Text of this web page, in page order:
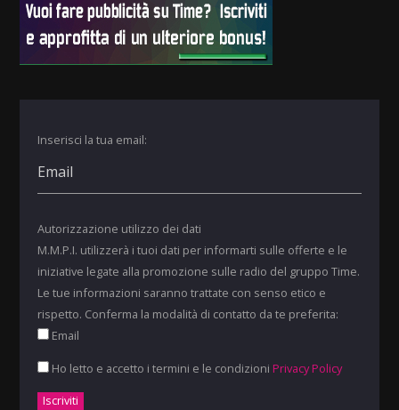
Inserisci la tua email:
Autorizzazione utilizzo dei dati
M.M.P.I. utilizzerà i tuoi dati per informarti sulle offerte e le
iniziative legate alla promozione sulle radio del gruppo Time.
Le tue informazioni saranno trattate con senso etico e
rispetto. Conferma la modalità di contatto da te preferita:
Email
Ho letto e accetto i termini e le condizioni Privacy Policy